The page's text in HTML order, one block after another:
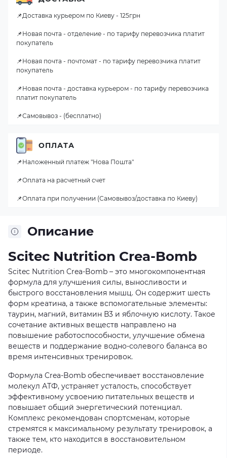
Описание
Scitec Nutrition Crea-Bomb
Scitec Nutrition Crea-Bomb – это многокомпонентная
формула для улучшения силы, выносливости и
быстрого восстановления мышц. Он содержит шесть
форм креатина, а также вспомогательные элементы:
таурин, магний, витамин В3 и яблочную кислоту. Такое
сочетание активных веществ направлено на
повышение работоспособности, улучшение обмена
веществ и поддержание водно-солевого баланса во
время интенсивных тренировок.
Формула Crea-Bomb обеспечивает восстановление
молекул АТФ, устраняет усталость, способствует
эффективному усвоению питательных веществ и
повышает общий энергетический потенциал.
Комплекс рекомендован спортсменам, которые
стремятся к максимальному результату тренировок, а
также тем, кто находится в восстановительном
периоде.
📌Доставка курьером по Киеву - 125грн
📌Новая почта - отделение - по тарифу перевозчика платит
покупатель
📌Новая почта - почтомат - по тарифу перевозчика платит
покупатель
📌Новая почта - доставка курьером - по тарифу перевозчика
платит покупатель
📌Самовывоз - (бесплатно)
ОПЛАТА
📌Наложенный платеж "Нова Пошта"
📌Оплата на расчетный счет
📌Оплата при получении (Самовывоз/доставка по Киеву)